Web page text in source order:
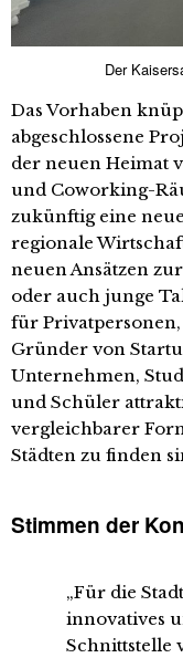
Der
Das Vorhaben
abgeschlossene
der neuen Heimat
und Coworking-
zukünftig eine
regionale
neuen Ansätzen
oder auch junge
für
Gründer von
Unternehmen,
und Schüler
vergleichbarer
Städten zu finden
Stimmen der
„Für die
innovatives
Schnittstelle